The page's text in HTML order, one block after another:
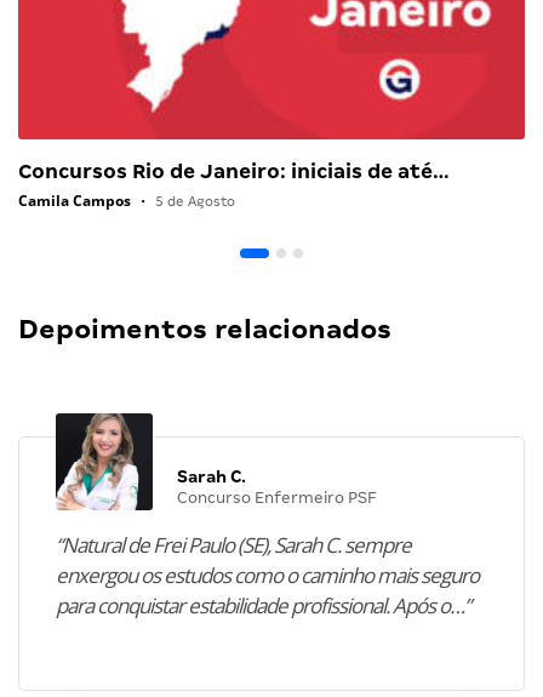
Concursos Rio de Janeiro: iniciais de até…
Camila Campos • 5 de Agosto
Depoimentos relacionados
Sarah C.
Concurso Enfermeiro PSF
“Natural de Frei Paulo (SE), Sarah C. sempre
enxergou os estudos como o caminho mais seguro
para conquistar estabilidade profissional. Após o…”